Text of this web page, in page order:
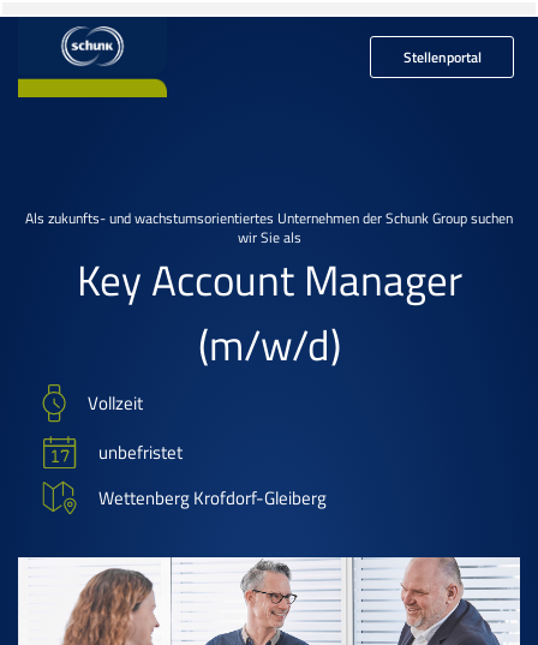
Stellenportal
Als zukunfts- und wachstumsorientiertes Unternehmen der Schunk Group suchen
wir Sie als
Key Account Manager
(m/w/d)
Vollzeit
unbefristet
Wettenberg Krofdorf-Gleiberg